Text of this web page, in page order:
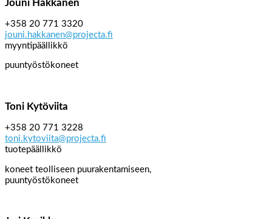
Jouni Häkkänen
+358 20 771 3320
jouni.hakkanen@projecta.fi
myyntipäällikkö
puuntyöstökoneet
Toni Kytöviita
+358 20 771 3228
toni.kytoviita@projecta.fi
tuotepäällikkö
koneet teolliseen puurakentamiseen,
puuntyöstökoneet